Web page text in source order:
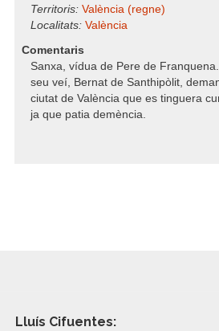
Territoris: València (regne)
Localitats: València
Comentaris
Sanxa, vídua de Pere de
seu veí, Bernat de Santhipòlit,
ciutat de València que es tinguera
ja que patia demència.
Lluís Cifuentes: